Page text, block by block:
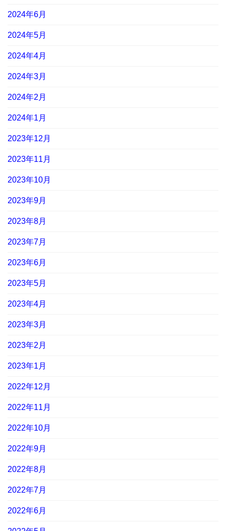
2024年6月
2024年5月
2024年4月
2024年3月
2024年2月
2024年1月
2023年12月
2023年11月
2023年10月
2023年9月
2023年8月
2023年7月
2023年6月
2023年5月
2023年4月
2023年3月
2023年2月
2023年1月
2022年12月
2022年11月
2022年10月
2022年9月
2022年8月
2022年7月
2022年6月